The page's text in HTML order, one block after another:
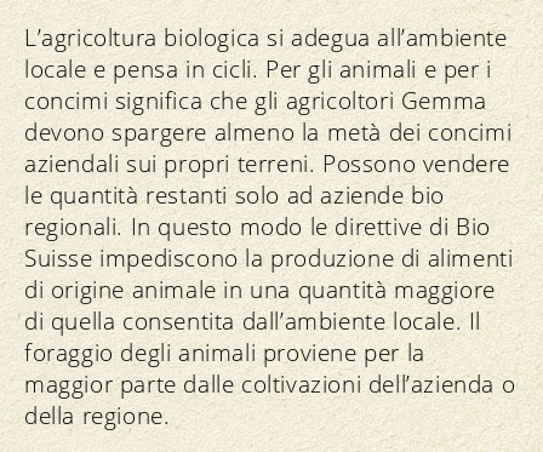
L’agricoltura biologica si adegua all’ambiente
locale e pensa in cicli. Per gli animali e per i
concimi significa che gli agricoltori Gemma
devono spargere almeno la metà dei concimi
aziendali sui propri terreni. Possono vendere
le quantità restanti solo ad aziende bio
regionali. In questo modo le direttive di Bio
Suisse impediscono la produzione di alimenti
di origine animale in una quantità maggiore
di quella consentita dall’ambiente locale. Il
foraggio degli animali proviene per la
maggior parte dalle coltivazioni dell’azienda o
della regione.